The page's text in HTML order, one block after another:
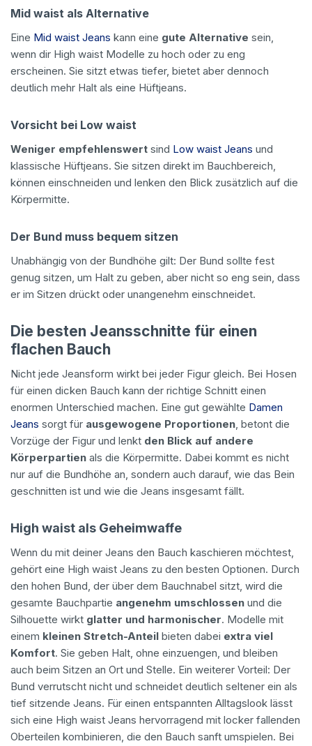
Mid waist als Alternative
Eine Mid waist Jeans kann eine gute Alternative sein,
wenn dir High waist Modelle zu hoch oder zu eng
erscheinen. Sie sitzt etwas tiefer, bietet aber dennoch
deutlich mehr Halt als eine Hüftjeans.
Vorsicht bei Low waist
Weniger empfehlenswert sind Low waist Jeans und
klassische Hüftjeans. Sie sitzen direkt im Bauchbereich,
können einschneiden und lenken den Blick zusätzlich auf die
Körpermitte.
Der Bund muss bequem sitzen
Unabhängig von der Bundhöhe gilt: Der Bund sollte fest
genug sitzen, um Halt zu geben, aber nicht so eng sein, dass
er im Sitzen drückt oder unangenehm einschneidet.
Die besten Jeansschnitte für einen
flachen Bauch
Nicht jede Jeansform wirkt bei jeder Figur gleich. Bei Hosen
für einen dicken Bauch kann der richtige Schnitt einen
enormen Unterschied machen. Eine gut gewählte Damen
Jeans sorgt für ausgewogene Proportionen, betont die
Vorzüge der Figur und lenkt den Blick auf andere
Körperpartien als die Körpermitte. Dabei kommt es nicht
nur auf die Bundhöhe an, sondern auch darauf, wie das Bein
geschnitten ist und wie die Jeans insgesamt fällt.
High waist als Geheimwaffe
Wenn du mit deiner Jeans den Bauch kaschieren möchtest,
gehört eine High waist Jeans zu den besten Optionen. Durch
den hohen Bund, der über dem Bauchnabel sitzt, wird die
gesamte Bauchpartie angenehm umschlossen und die
Silhouette wirkt glatter und harmonischer. Modelle mit
einem kleinen Stretch-Anteil bieten dabei extra viel
Komfort. Sie geben Halt, ohne einzuengen, und bleiben
auch beim Sitzen an Ort und Stelle. Ein weiterer Vorteil: Der
Bund verrutscht nicht und schneidet deutlich seltener ein als
tief sitzende Jeans. Für einen entspannten Alltagslook lässt
sich eine High waist Jeans hervorragend mit locker fallenden
Oberteilen kombinieren, die den Bauch sanft umspielen. Bei